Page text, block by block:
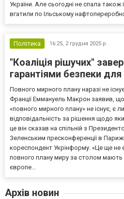
України. Але сьогодні не спала
вгатили по Ільському
Політика 16:25, 2 грудня 2025 р.
"Коаліція рішучих"
гарантіями безпеки
Повного мирного плану наразі не
Франції Еммануель Макрон заявив,
«повного мирного плану» не існує, є
відповідальність за рішення щодо
це він сказав на спільній з
Зеленським пресконференції в
кореспондент Укрінформу. «Це ще
повного плану миру за столом мають
європе...
Архів новин